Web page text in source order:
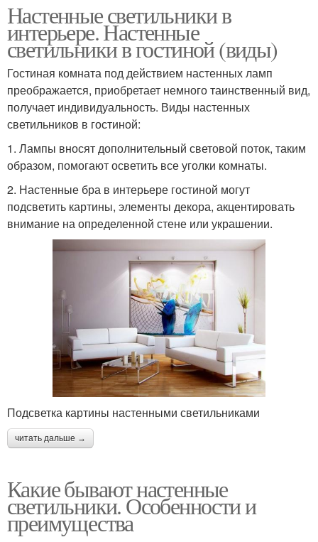
Настенные светильники в
интерьере. Настенные
светильники в гостиной (виды)
Гостиная комната под действием настенных ламп
преображается, приобретает немного таинственный вид,
получает индивидуальность. Виды настенных
светильников в гостиной:
1. Лампы вносят дополнительный световой поток, таким
образом, помогают осветить все уголки комнаты.
2. Настенные бра в интерьере гостиной могут
подсветить картины, элементы декора, акцентировать
внимание на определенной стене или украшении.
Подсветка картины настенными светильниками
читать дальше →
Какие бывают настенные
светильники. Особенности и
преимущества